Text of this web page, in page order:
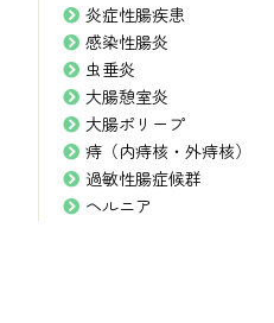
炎症性腸疾患
感染性腸炎
虫垂炎
大腸憩室炎
大腸ポリープ
痔（内痔核・外痔核）
過敏性腸症候群
ヘルニア